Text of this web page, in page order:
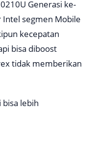
Generasi ke-
segmen Mobile
kecepatan
bisa diboost
tidak memberikan
bisa lebih